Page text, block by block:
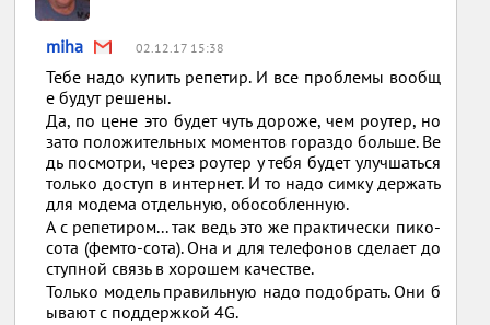
miha 02.12.17 15:38
Тебе надо купить репетир. И все проблемы вообщ
е будут решены.
Да, по цене это будет чуть дороже, чем роутер, но
зато положительных моментов гораздо больше. Ве
дь посмотри, через роутер у тебя будет улучшаться
только доступ в интернет. И то надо симку держать
для модема отдельную, обособленную.
А с репетиром... так ведь это же практически пико-
сота (фемто-сота). Она и для телефонов сделает до
ступной связь в хорошем качестве.
Только модель правильную надо подобрать. Они б
ывают с поддержкой 4G.